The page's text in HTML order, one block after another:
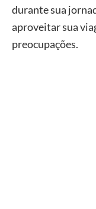
durante sua
aproveitar sua
preocupações.